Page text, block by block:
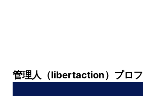
管理人（libertaction）プロ